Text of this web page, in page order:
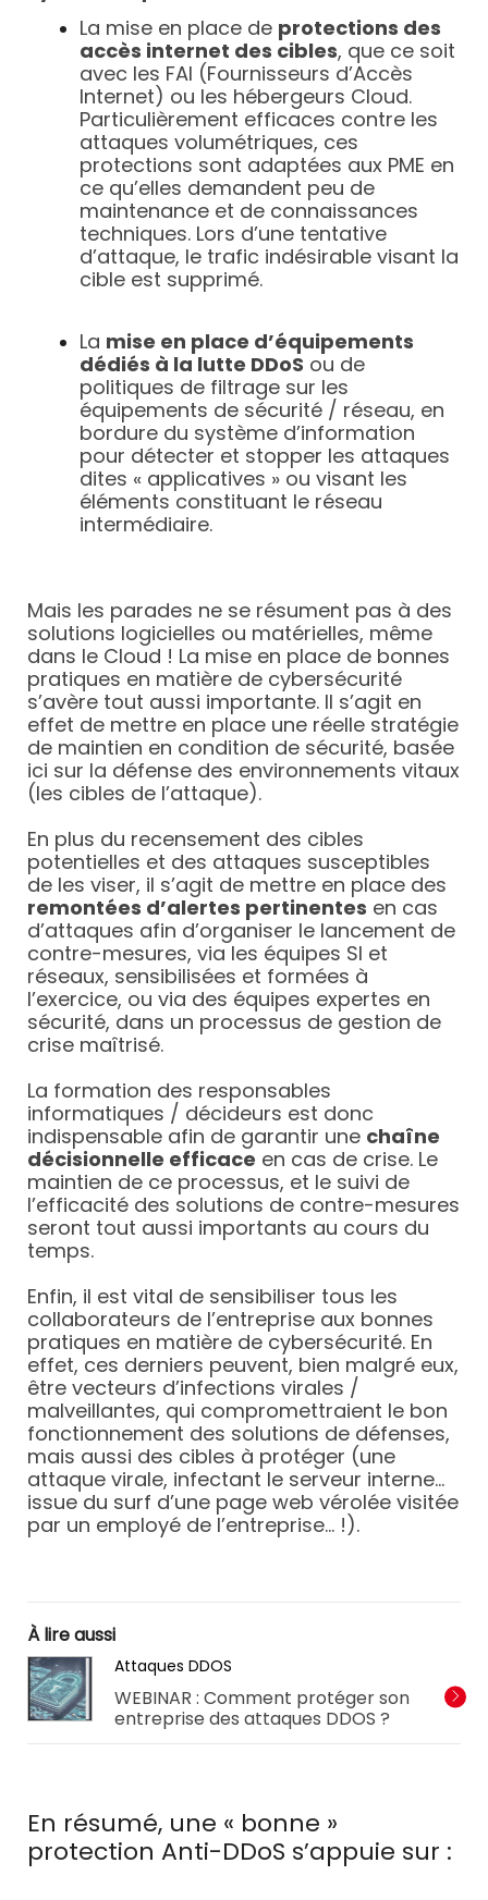
La mise en place de protections des
accès internet des cibles, que ce soit
avec les FAI (Fournisseurs d’Accès
Internet) ou les hébergeurs Cloud.
Particulièrement efficaces contre les
attaques volumétriques, ces
protections sont adaptées aux PME en
ce qu’elles demandent peu de
maintenance et de connaissances
techniques. Lors d’une tentative
d’attaque, le trafic indésirable visant la
cible est supprimé.
La mise en place d’équipements
dédiés à la lutte DDoS ou de
politiques de filtrage sur les
équipements de sécurité / réseau, en
bordure du système d’information
pour détecter et stopper les attaques
dites « applicatives » ou visant les
éléments constituant le réseau
intermédiaire.
Mais les parades ne se résument pas à des
solutions logicielles ou matérielles, même
dans le Cloud ! La mise en place de bonnes
pratiques en matière de cybersécurité
s’avère tout aussi importante. Il s’agit en
effet de mettre en place une réelle stratégie
de maintien en condition de sécurité, basée
ici sur la défense des environnements vitaux
(les cibles de l’attaque).
En plus du recensement des cibles
potentielles et des attaques susceptibles
de les viser, il s’agit de mettre en place des
remontées d’alertes pertinentes en cas
d’attaques afin d’organiser le lancement de
contre-mesures, via les équipes SI et
réseaux, sensibilisées et formées à
l’exercice, ou via des équipes expertes en
sécurité, dans un processus de gestion de
crise maîtrisé.
La formation des responsables
informatiques / décideurs est donc
indispensable afin de garantir une chaîne
décisionnelle efficace en cas de crise. Le
maintien de ce processus, et le suivi de
l’efficacité des solutions de contre-mesures
seront tout aussi importants au cours du
temps.
Enfin, il est vital de sensibiliser tous les
collaborateurs de l’entreprise aux bonnes
pratiques en matière de cybersécurité. En
effet, ces derniers peuvent, bien malgré eux,
être vecteurs d’infections virales /
malveillantes, qui compromettraient le bon
fonctionnement des solutions de défenses,
mais aussi des cibles à protéger (une
attaque virale, infectant le serveur interne…
issue du surf d’une page web vérolée visitée
par un employé de l’entreprise… !).
À lire aussi
Attaques DDOS
WEBINAR : Comment protéger son
entreprise des attaques DDOS ?
En résumé, une « bonne »
protection Anti-DDoS s’appuie sur :